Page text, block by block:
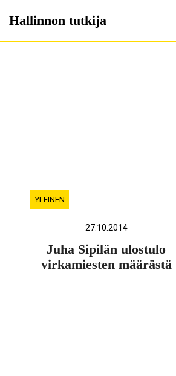
toHallinnon tutkija
YLEINEN
27.10.2014
Juha Sipilän ulostulo
virkamiesten määrästä